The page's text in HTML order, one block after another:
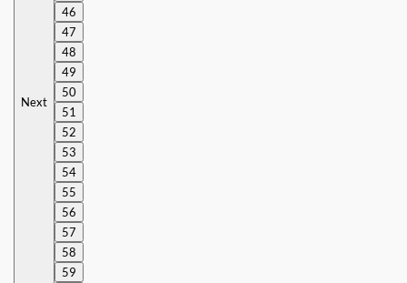
Next
46
47
48
49
50
51
52
53
54
55
56
57
58
59